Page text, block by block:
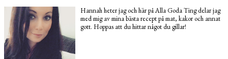
Hannah heter jag och här på Alla Goda Ting delar jag
med mig av mina bästa recept på mat, kakor och annat
gott. Hoppas att du hittar något du gillar!